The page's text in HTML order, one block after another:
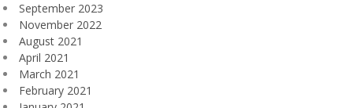
September 2023
November 2022
August 2021
April 2021
March 2021
February 2021